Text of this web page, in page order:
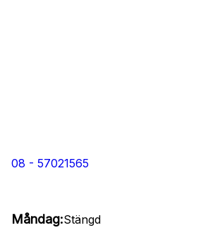
08 - 57021565
Måndag:Stängd